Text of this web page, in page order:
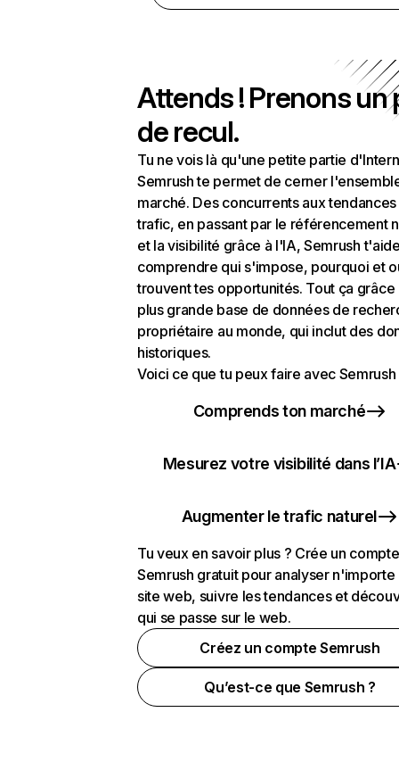
Attends ! Prenons un
de recul.
Tu ne vois là qu'une petite partie
Semrush te permet de cerner
marché. Des concurrents aux
trafic, en passant par le référencement
et la visibilité grâce à l'IA, Semrush
comprendre qui s'impose, pourquoi et
trouvent tes opportunités. Tout ça grâce
plus grande base de données de
propriétaire au monde, qui inclut des
historiques.
Voici ce que tu peux faire avec Semrush
Comprends ton marché
Mesurez votre visibilité dans l’IA
Augmenter le trafic naturel
Tu veux en savoir plus ? Crée un compte
Semrush gratuit pour analyser n'importe
site web, suivre les tendances et
qui se passe sur le web.
Créez un compte Semrush
Qu’est-ce que Semrush ?